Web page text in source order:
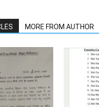
MORE FROM AUTHOR